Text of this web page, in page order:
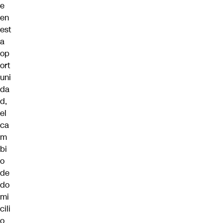
e
en
est
a
op
ort
uni
da
d,
el
ca
m
bi
o
de
do
mi
cili
o